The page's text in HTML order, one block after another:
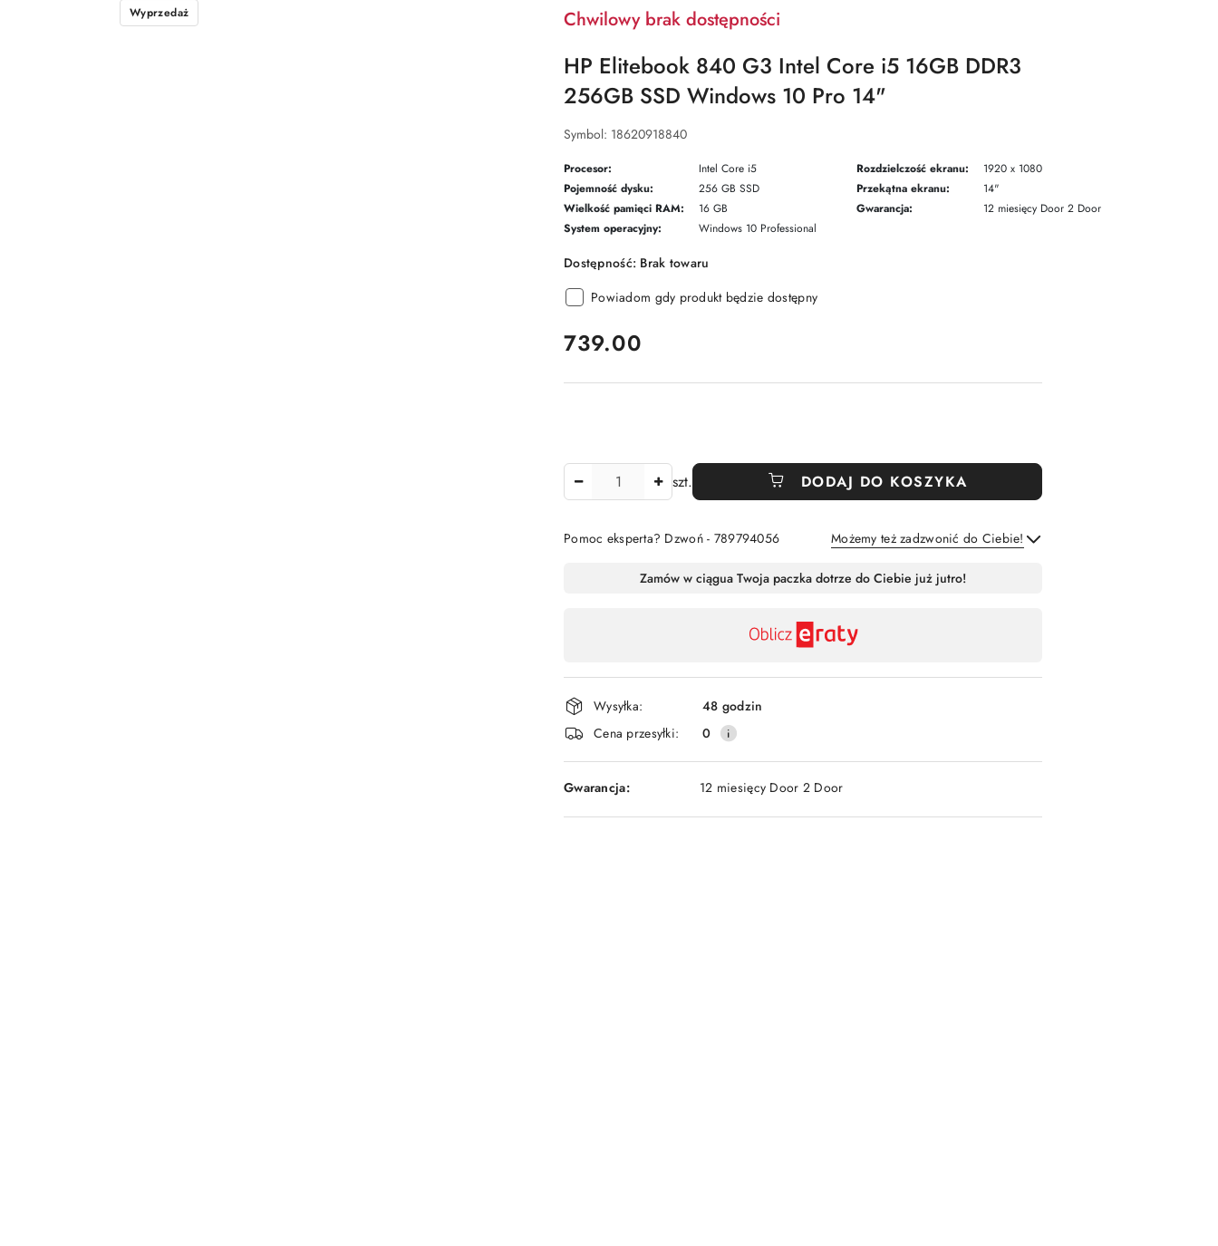
Wyprzedaż Chwilowy brak dostępności
HP Elitebook 840 G3 Intel Core i5 16GB DDR3
256GB SSD Windows 10 Pro 14"
Symbol: 18620918840
Procesor: Intel Core i5 Rozdzielczość ekranu:
1920 x 1080
Pojemność dysku:
256 GB SSD Przekątna ekranu:
14"
Wielkość pamięci RAM:
16 GB Gwarancja:
12 miesięcy Door 2 Door
System operacyjny:
Windows 10 Professional
Dostępność: Brak towaru
Powiadom gdy produkt będzie dostępny
cena:
739.00
szt. DODAJ DO KOSZYKA
Pomoc eksperta? Dzwoń - 789794056 Możemy też zadzwonić do Ciebie!
Dostępność
dostawa
Zamów w ciągua Twoja paczka dotrze do Ciebie już jutro!
Wysyłka:
48 godzin
Cena przesyłki:
0
Gwarancja: 12 miesięcy Door 2 Door